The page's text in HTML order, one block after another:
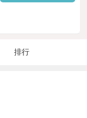
排行